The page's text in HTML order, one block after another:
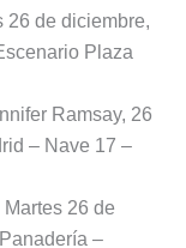
26 de diciembre,
Plaza
Ramsay, 26
– Nave 17 –
26 de
–